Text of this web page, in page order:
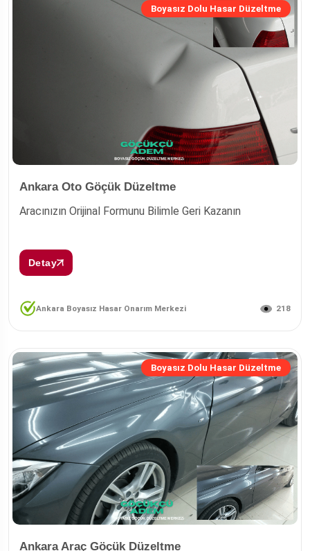
Boyasız Dolu Hasar Düzeltme
Ankara Oto Göçük Düzeltme
Aracınızın Orijinal Formunu Bilimle Geri Kazanın
Detay
Ankara Boyasız Hasar Onarım Merkezi 218
Boyasız Dolu Hasar Düzeltme
Ankara Araç Göçük Düzeltme